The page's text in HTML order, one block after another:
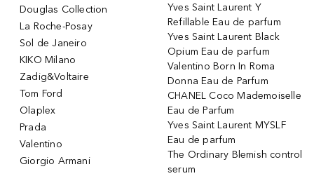
Douglas Collection
La Roche-Posay
Sol de Janeiro
KIKO Milano
Zadig&Voltaire
Tom Ford
Olaplex
Prada
Valentino
Giorgio Armani
Yves Saint Laurent Y
Refillable Eau de parfum
Yves Saint Laurent Black
Opium Eau de parfum
Valentino Born In Roma
Donna Eau de Parfum
CHANEL Coco Mademoiselle
Eau de Parfum
Yves Saint Laurent MYSLF
Eau de parfum
The Ordinary Blemish control
serum